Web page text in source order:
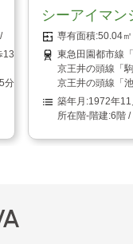
分
分
シーアイマン
50.04
東急田園都市線
京王井の頭線「
京王井の頭線「
1972年11
6階 /